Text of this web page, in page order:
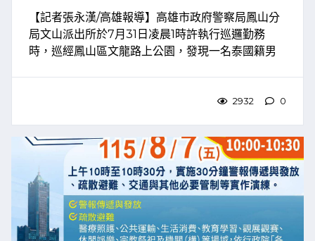
【記者張永漢/高雄報導】高雄市政府警察局鳳山分
局文山派出所於7月31日凌晨1時許執行巡邏勤務
時，巡經鳳山區文龍路上公園，發現一名泰國籍男
2932 0